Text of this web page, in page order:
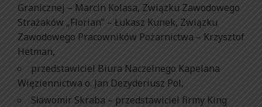
Granicznej – Marcin Kolasa, Związku Zawodowego
Strażaków „Florian” – Łukasz Kunek, Związku
Zawodowego Pracowników Pożarnictwa – Krzysztof
Hetman,
przedstawiciel Biura Naczelnego Kapelana
Więziennictwa o. Jan Dezyderiusz Pol,
Sławomir Skraba – przedstawiciel firmy King